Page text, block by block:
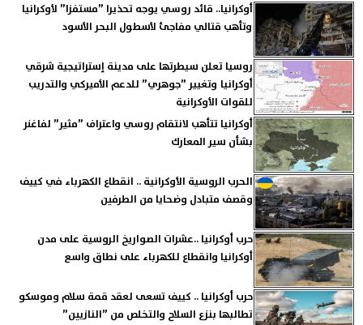
أوكرانيا.. قائد روسي يوجه تحذيرا ”مستفزا” لأوكرانيا
وتأهب قتالي مفاجئ لأسطول البحر الأسود
روسيا تعلن سيطرتها على مدينة إستراتيجية شرقي
أوكرانيا وتغيير ”جوهري” للدعم الأميركي والتدريب
للقوات الأوكرانية
أوكرانيا تتأهب لانتقام روسي واعتراف ”مثير” لفاغنر
بشأن سير المعارك
الحرب الروسية الأوكرانية .. انقطاع الكهرباء في كييف
وقصف متبادل وضحايا من الطرفين
حرب أوكرانيا ..عشرات الصواريخ الروسية على مدن
أوكرانيا وانقطاع للكهرباء على نطاق واسع
حرب أوكرانيا .. كييف تسعى لعقد قمة سلام وموسكو
تطالبها بنزع السلاح والتخلص من ”النازيين”